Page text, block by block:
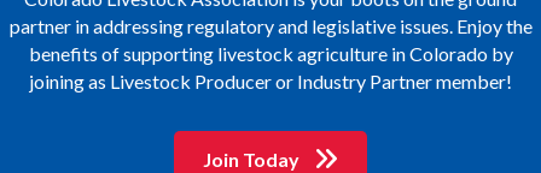
partner in addressing regulatory and legislative issues. Enjoy the
benefits of supporting livestock agriculture in Colorado by
joining as Livestock Producer or Industry Partner member!
Join Today